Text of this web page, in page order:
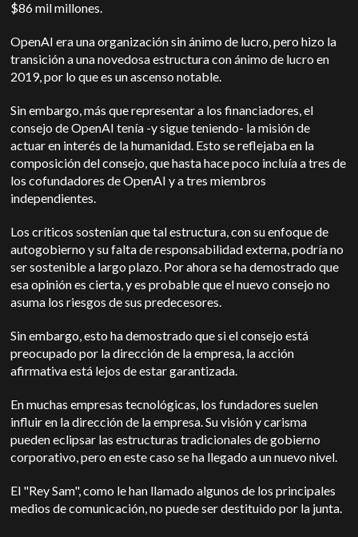
$86 mil millones.
OpenAI era una organización sin ánimo de lucro, pero hizo la
transición a una novedosa estructura con ánimo de lucro en
2019, por lo que es un ascenso notable.
Sin embargo, más que representar a los financiadores, el
consejo de OpenAI tenía -y sigue teniendo- la misión de
actuar en interés de la humanidad. Esto se reflejaba en la
composición del consejo, que hasta hace poco incluía a tres de
los cofundadores de OpenAI y a tres miembros
independientes.
Los críticos sostenían que tal estructura, con su enfoque de
autogobierno y su falta de responsabilidad externa, podría no
ser sostenible a largo plazo. Por ahora se ha demostrado que
esa opinión es cierta, y es probable que el nuevo consejo no
asuma los riesgos de sus predecesores.
Sin embargo, esto ha demostrado que si el consejo está
preocupado por la dirección de la empresa, la acción
afirmativa está lejos de estar garantizada.
En muchas empresas tecnológicas, los fundadores suelen
influir en la dirección de la empresa. Su visión y carisma
pueden eclipsar las estructuras tradicionales de gobierno
corporativo, pero en este caso se ha llegado a un nuevo nivel.
El "Rey Sam", como le han llamado algunos de los principales
medios de comunicación, no puede ser destituido por la junta.